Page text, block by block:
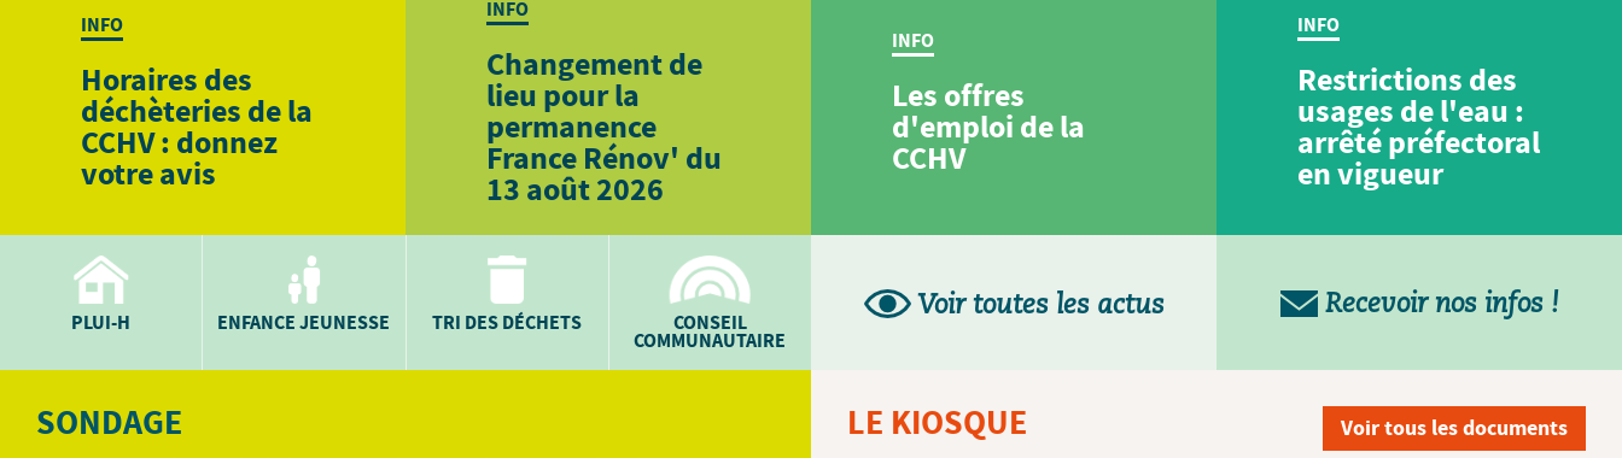
INFO
Horaires des
déchèteries de la
CCHV : donnez
votre avis
INFO
Changement de
lieu pour la
permanence
France Rénov' du
13 août 2026
INFO
Les offres
d'emploi de la
CCHV
INFO
Restrictions des
usages de l'eau :
arrêté préfectoral
en vigueur
PLUI-H ENFANCE JEUNESSE TRI DES DÉCHETS CONSEIL
COMMUNAUTAIRE
Voir toutes les actus Recevoir nos infos !
SONDAGE LE KIOSQUE Voir tous les documents